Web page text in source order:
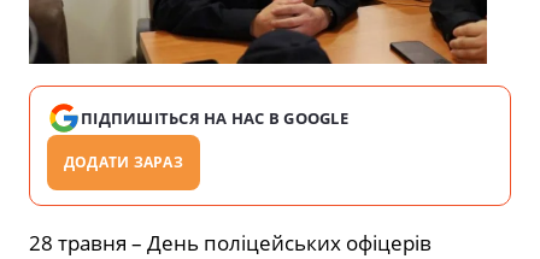
ПІДПИШІТЬСЯ НА НАС В GOOGLE
ДОДАТИ ЗАРАЗ
28 травня – День поліцейських офіцерів